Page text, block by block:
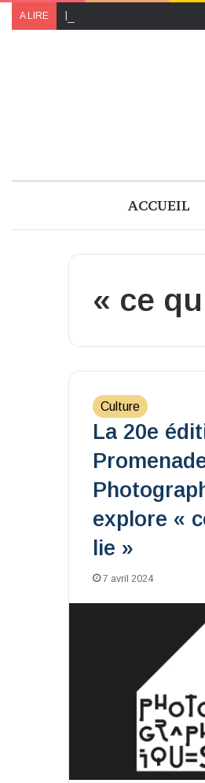
A LIRE
ACCUEIL
« ce
Culture
La 20e
explore «
lie »
7 avril 2024